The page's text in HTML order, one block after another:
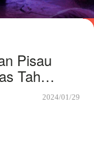
Pisau
Tahun
2024/01/29